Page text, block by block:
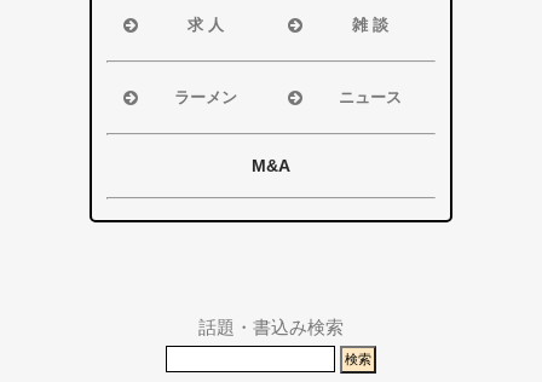
掛川市
その他エリア
磐田市・袋井
求 人
浜松市
磐田市
雑 談
浜松市
磐田市
ラーメン
浜松市
袋井市
掛川市
ニュース
浜松市・磐田
袋井市・掛川
市
M&A
話題・書込み検索